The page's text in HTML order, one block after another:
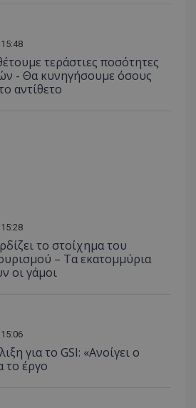
τεράστιες ποσότητες
- Θα κυνηγήσουμε όσους
αντίθετο
το στοίχημα του
– Τα εκατομμύρια
οι γάμοι
για το GSI: «Ανοίγει ο
το έργο